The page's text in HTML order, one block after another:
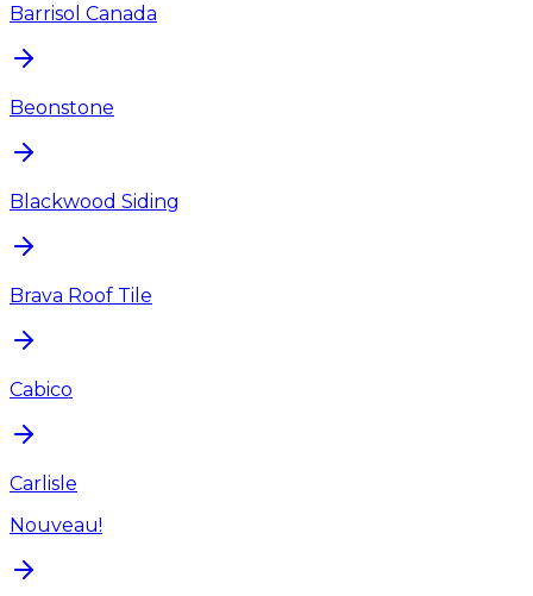
Barrisol Canada
Beonstone
Blackwood Siding
Brava Roof Tile
Cabico
Carlisle
Nouveau!